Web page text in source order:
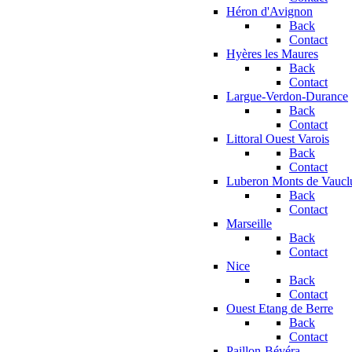
Héron d'Avignon
Back
Contact
Hyères les Maures
Back
Contact
Largue-Verdon-Durance
Back
Contact
Littoral Ouest Varois
Back
Contact
Luberon Monts de
Back
Contact
Marseille
Back
Contact
Nice
Back
Contact
Ouest Etang de Berre
Back
Contact